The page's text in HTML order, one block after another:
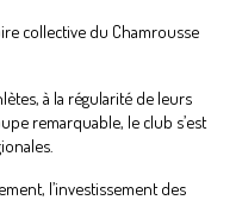
collective du Chamrousse
à la régularité de leurs
remarquable, le club s’est
l’investissement des